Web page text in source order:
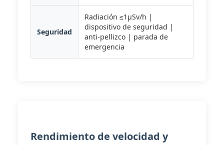
Seguridad
Radiación ≤1μSv/h |
dispositivo de seguridad |
anti-pellizco | parada de
emergencia
Rendimiento de velocidad y